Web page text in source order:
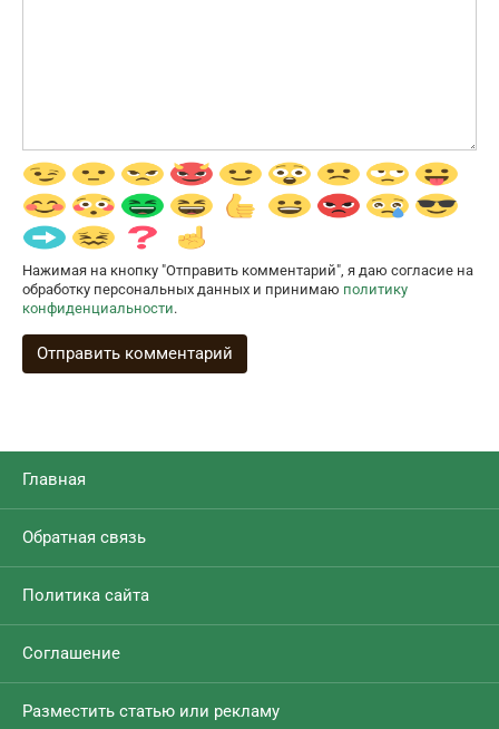
Нажимая на кнопку "Отправить комментарий", я даю согласие на
обработку персональных данных и принимаю политику
конфиденциальности.
Главная
Обратная связь
Политика сайта
Соглашение
Разместить статью или рекламу